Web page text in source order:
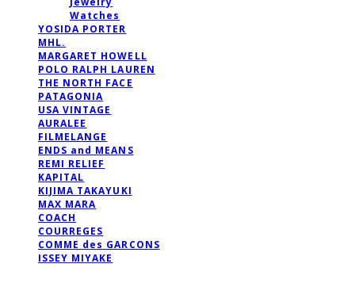
Watches
YOSIDA PORTER
MHL.
MARGARET HOWELL
POLO RALPH LAUREN
THE NORTH FACE
PATAGONIA
USA VINTAGE
AURALEE
FILMELANGE
ENDS and MEANS
REMI RELIEF
KAPITAL
KIJIMA TAKAYUKI
MAX MARA
COACH
COURREGES
COMME des GARCONS
ISSEY MIYAKE